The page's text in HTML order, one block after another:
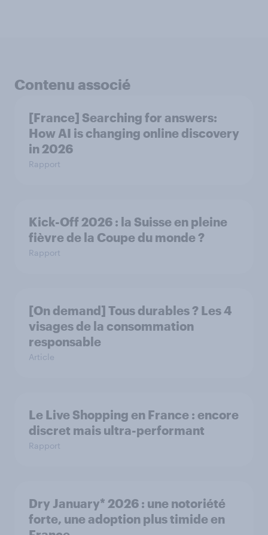
Contenu associé
[France] Searching for answers:
How AI is changing online discovery
in ​2026
Rapport
Kick-Off 2026 : la Suisse en pleine
fièvre de la Coupe du monde ?
Rapport
[On demand] Tous durables ? Les 4
visages de la consommation
responsable
Article
Le Live Shopping en France : encore
discret mais ultra-performant
Rapport
Dry January* 2026 : une notoriété
forte, une adoption plus timide en